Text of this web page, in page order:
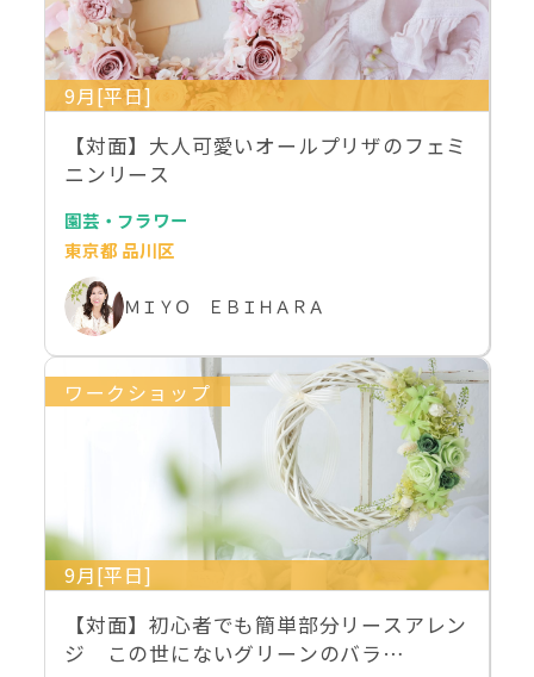
9月[平日]
【対面】大人可愛いオールプリザのフェミ
ニンリース
園芸・フラワー
東京都 品川区
ＭＩＹＯ ＥＢＩＨＡＲＡ
ワークショップ
9月[平日]
【対面】初心者でも簡単部分リースアレン
ジ この世にないグリーンのバラ…